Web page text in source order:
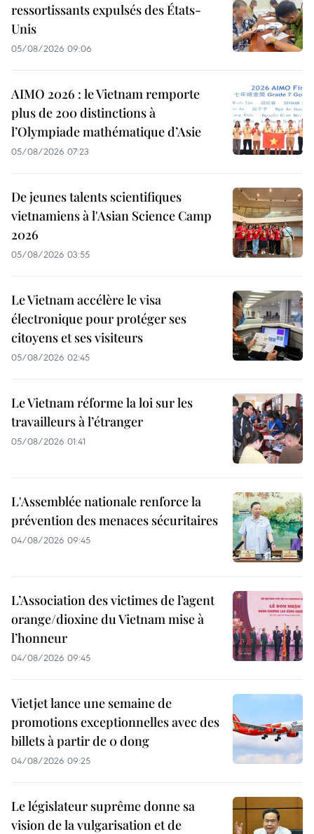
ressortissants expulsés des États-
Unis
05/08/2026 09:06
AIMO 2026 : le Vietnam remporte
plus de 200 distinctions à
l’Olympiade mathématique d’Asie
05/08/2026 07:23
De jeunes talents scientifiques
vietnamiens à l'Asian Science Camp
2026
05/08/2026 03:55
Le Vietnam accélère le visa
électronique pour protéger ses
citoyens et ses visiteurs
05/08/2026 02:45
Le Vietnam réforme la loi sur les
travailleurs à l’étranger
05/08/2026 01:41
L'Assemblée nationale renforce la
prévention des menaces sécuritaires
04/08/2026 09:45
L’Association des victimes de l’agent
orange/dioxine du Vietnam mise à
l’honneur
04/08/2026 09:45
Vietjet lance une semaine de
promotions exceptionnelles avec des
billets à partir de 0 dong
04/08/2026 09:25
Le législateur suprême donne sa
vision de la vulgarisation et de